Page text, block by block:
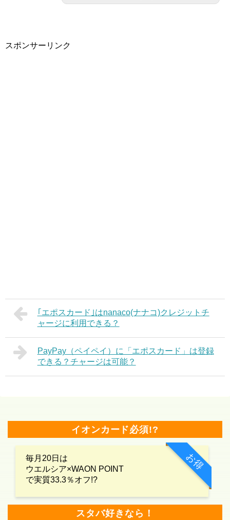
スポンサーリンク
｢エポスカード｣はnanaco(ナナコ)クレジットチ
ャージに利用できる？
PayPay（ペイペイ）に「エポスカード」は登録
できる？チャージは可能？
イオンカード必須!?
お得
毎月20日は
ウエルシア×WAON POINT
で実質33.3％オフ!?
スタバ好きなら！